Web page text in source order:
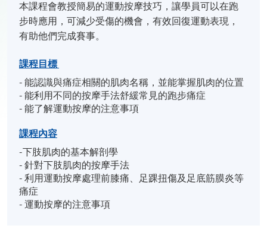
本課程會教授簡易的運動按摩技巧，讓學員可以在跑
步時應用，可減少受傷的機會，有效回復運動表現，
有助他們完成賽事。
課程目標
- 能認識與痛症相關的肌肉名稱，並能掌握肌肉的位置
- 能利用不同的按摩手法舒緩常見的跑步痛症
- 能了解運動按摩的注意事項
課程內容
-下肢肌肉的基本解剖學
- 針對下肢肌肉的按摩手法
- 利用運動按摩處理前膝痛、足踝扭傷及足底筋膜炎等
痛症
- 運動按摩的注意事項